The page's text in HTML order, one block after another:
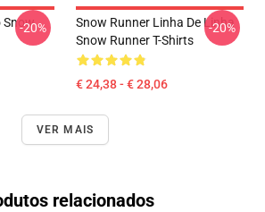
Snow-20%
Snow Runner Linha De Linha
Snow Runner T-Shirts
€ 24,38 - € 28,06
-20%
VER MAIS
relacionados